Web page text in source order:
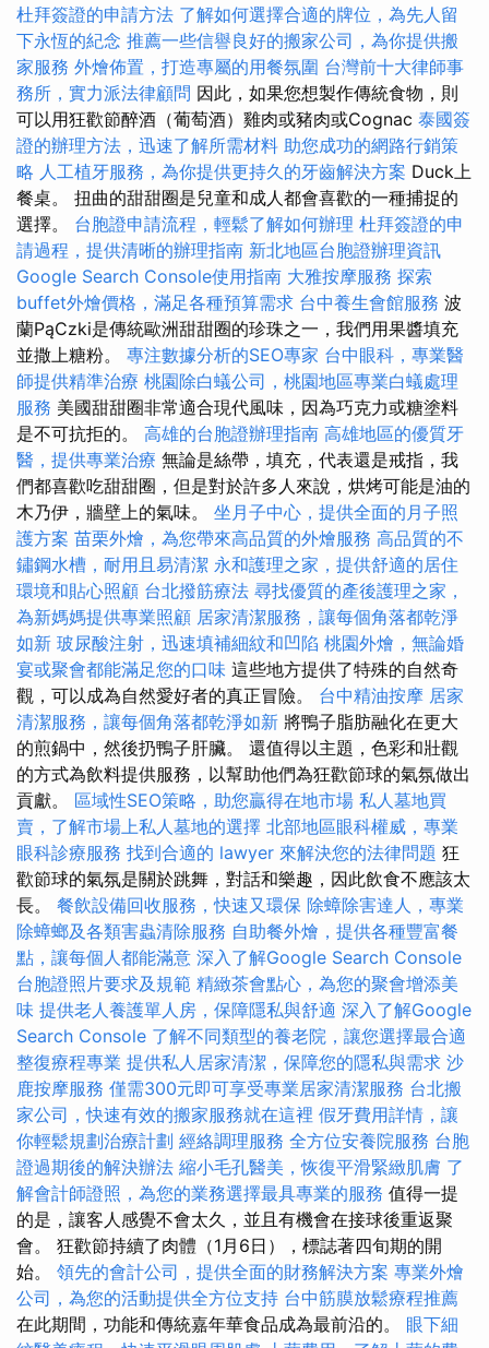
杜拜簽證的申請方法 了解如何選擇合適的牌位，為先人留
下永恆的紀念 推薦一些信譽良好的搬家公司，為你提供搬
家服務 外燴佈置，打造專屬的用餐氛圍 台灣前十大律師事
務所，實力派法律顧問 因此，如果您想製作傳統食物，則
可以用狂歡節醉酒（葡萄酒）雞肉或豬肉或Cognac 泰國簽
證的辦理方法，迅速了解所需材料 助您成功的網路行銷策
略 人工植牙服務，為你提供更持久的牙齒解決方案 Duck上
餐桌。 扭曲的甜甜圈是兒童和成人都會喜歡的一種捕捉的
選擇。 台胞證申請流程，輕鬆了解如何辦理 杜拜簽證的申
請過程，提供清晰的辦理指南 新北地區台胞證辦理資訊
Google Search Console使用指南 大雅按摩服務 探索
buffet外燴價格，滿足各種預算需求 台中養生會館服務 波
蘭PąCzki是傳統歐洲甜甜圈的珍珠之一，我們用果醬填充
並撒上糖粉。 專注數據分析的SEO專家 台中眼科，專業醫
師提供精準治療 桃園除白蟻公司，桃園地區專業白蟻處理
服務 美國甜甜圈非常適合現代風味，因為巧克力或糖塗料
是不可抗拒的。 高雄的台胞證辦理指南 高雄地區的優質牙
醫，提供專業治療 無論是絲帶，填充，代表還是戒指，我
們都喜歡吃甜甜圈，但是對於許多人來說，烘烤可能是油的
木乃伊，牆壁上的氣味。 坐月子中心，提供全面的月子照
護方案 苗栗外燴，為您帶來高品質的外燴服務 高品質的不
鏽鋼水槽，耐用且易清潔 永和護理之家，提供舒適的居住
環境和貼心照顧 台北撥筋療法 尋找優質的產後護理之家，
為新媽媽提供專業照顧 居家清潔服務，讓每個角落都乾淨
如新 玻尿酸注射，迅速填補細紋和凹陷 桃園外燴，無論婚
宴或聚會都能滿足您的口味 這些地方提供了特殊的自然奇
觀，可以成為自然愛好者的真正冒險。 台中精油按摩 居家
清潔服務，讓每個角落都乾淨如新 將鴨子脂肪融化在更大
的煎鍋中，然後扔鴨子肝臟。 還值得以主題，色彩和壯觀
的方式為飲料提供服務，以幫助他們為狂歡節球的氣氛做出
貢獻。 區域性SEO策略，助您贏得在地市場 私人墓地買
賣，了解市場上私人墓地的選擇 北部地區眼科權威，專業
眼科診療服務 找到合適的 lawyer 來解決您的法律問題 狂
歡節球的氣氛是關於跳舞，對話和樂趣，因此飲食不應該太
長。 餐飲設備回收服務，快速又環保 除蟑除害達人，專業
除蟑螂及各類害蟲清除服務 自助餐外燴，提供各種豐富餐
點，讓每個人都能滿意 深入了解Google Search Console
台胞證照片要求及規範 精緻茶會點心，為您的聚會增添美
味 提供老人養護單人房，保障隱私與舒適 深入了解Google
Search Console 了解不同類型的養老院，讓您選擇最合適
整復療程專業 提供私人居家清潔，保障您的隱私與需求 沙
鹿按摩服務 僅需300元即可享受專業居家清潔服務 台北搬
家公司，快速有效的搬家服務就在這裡 假牙費用詳情，讓
你輕鬆規劃治療計劃 經絡調理服務 全方位安養院服務 台胞
證過期後的解決辦法 縮小毛孔醫美，恢復平滑緊緻肌膚 了
解會計師證照，為您的業務選擇最具專業的服務 值得一提
的是，讓客人感覺不會太久，並且有機會在接球後重返聚
會。 狂歡節持續了肉體（1月6日），標誌著四旬期的開
始。 領先的會計公司，提供全面的財務解決方案 專業外燴
公司，為您的活動提供全方位支持 台中筋膜放鬆療程推薦
在此期間，功能和傳統嘉年華食品成為最前沿的。 眼下細